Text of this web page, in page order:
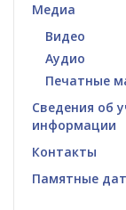
Медиа
Видео
Аудио
Печатные
Сведения об
информации
Контакты
Памятные